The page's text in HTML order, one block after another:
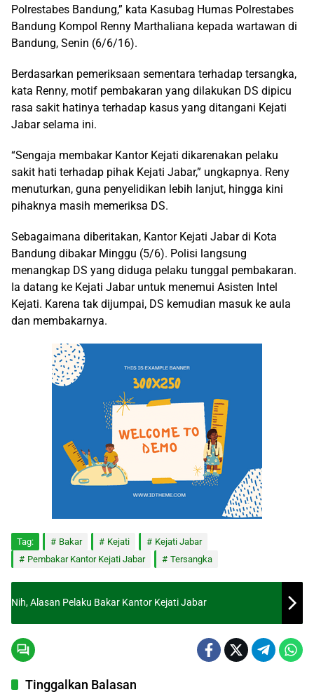
Polrestabes Bandung,” kata Kasubag Humas Polrestabes
Bandung Kompol Renny Marthaliana kepada wartawan di
Bandung, Senin (6/6/16).
Berdasarkan pemeriksaan sementara terhadap tersangka,
kata Renny, motif pembakaran yang dilakukan DS dipicu
rasa sakit hatinya terhadap kasus yang ditangani Kejati
Jabar selama ini.
“Sengaja membakar Kantor Kejati dikarenakan pelaku
sakit hati terhadap pihak Kejati Jabar,” ungkapnya. Reny
menuturkan, guna penyelidikan lebih lanjut, hingga kini
pihaknya masih memeriksa DS.
Sebagaimana diberitakan, Kantor Kejati Jabar di Kota
Bandung dibakar Minggu (5/6). Polisi langsung
menangkap DS yang diduga pelaku tunggal pembakaran.
Ia datang ke Kejati Jabar untuk menemui Asisten Intel
Kejati. Karena tak dijumpai, DS kemudian masuk ke aula
dan membakarnya.
Tag: Bakar Kejati
Kejati Jabar
Pembakar Kantor Kejati Jabar
Tersangka
Nih, Alasan Pelaku Bakar Kantor Kejati Jabar
Tinggalkan Balasan